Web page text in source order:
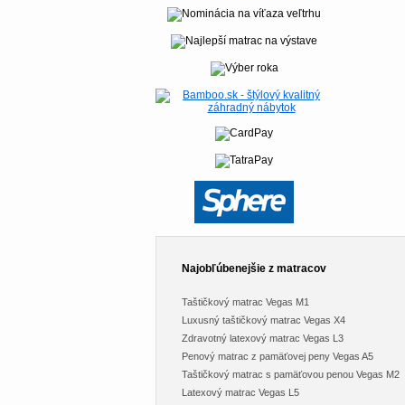
Najobľúbenejšie z matracov
Taštičkový matrac Vegas M1
Luxusný taštičkový matrac Vegas X4
Zdravotný latexový matrac Vegas L3
Penový matrac z pamäťovej peny Vegas A5
Taštičkový matrac s pamäťovou penou Vegas M2
Latexový matrac Vegas L5